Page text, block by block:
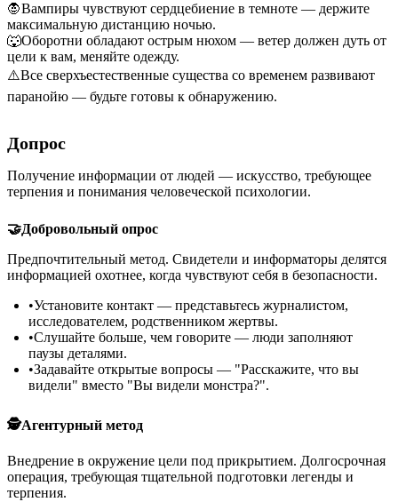
🧛Вампиры чувствуют сердцебиение в темноте — держите
максимальную дистанцию ночью.
🐺Оборотни обладают острым нюхом — ветер должен дуть от
цели к вам, меняйте одежду.
⚠️Все сверхъестественные существа со временем развивают
паранойю — будьте готовы к обнаружению.
Допрос
Получение информации от людей — искусство, требующее
терпения и понимания человеческой психологии.
🤝Добровольный опрос
Предпочтительный метод. Свидетели и информаторы делятся
информацией охотнее, когда чувствуют себя в безопасности.
•Установите контакт — представьтесь журналистом,
исследователем, родственником жертвы.
•Слушайте больше, чем говорите — люди заполняют
паузы деталями.
•Задавайте открытые вопросы — "Расскажите, что вы
видели" вместо "Вы видели монстра?".
🕵️Агентурный метод
Внедрение в окружение цели под прикрытием. Долгосрочная
операция, требующая тщательной подготовки легенды и
терпения.